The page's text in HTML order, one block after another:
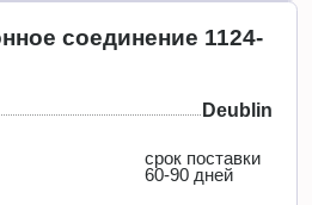
соединение 1124-
Deublin
срок поставки
60-90 дней